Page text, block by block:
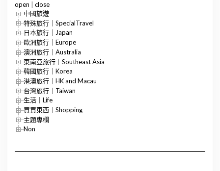
open
close
中國旅遊
特殊旅行｜SpecialTravel
日本旅行｜Japan
歐洲旅行｜Europe
澳洲旅行｜Australia
東南亞旅行｜Southeast Asia
韓國旅行｜Korea
港澳旅行｜HK and Macau
台灣旅行｜Taiwan
生活｜Life
買買東西｜Shopping
主題專欄
Non